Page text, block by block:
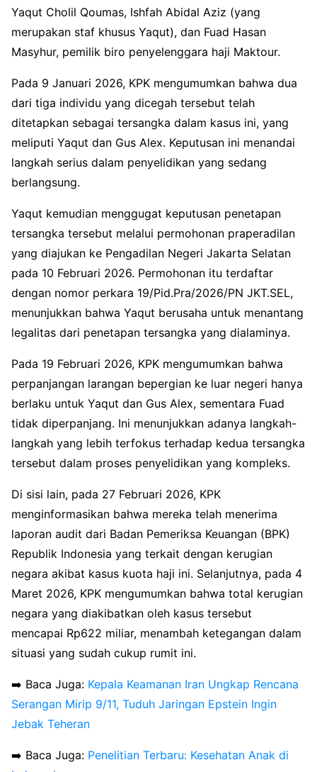
Yaqut Cholil Qoumas, Ishfah Abidal Aziz (yang
merupakan staf khusus Yaqut), dan Fuad Hasan
Masyhur, pemilik biro penyelenggara haji Maktour.
Pada 9 Januari 2026, KPK mengumumkan bahwa dua
dari tiga individu yang dicegah tersebut telah
ditetapkan sebagai tersangka dalam kasus ini, yang
meliputi Yaqut dan Gus Alex. Keputusan ini menandai
langkah serius dalam penyelidikan yang sedang
berlangsung.
Yaqut kemudian menggugat keputusan penetapan
tersangka tersebut melalui permohonan praperadilan
yang diajukan ke Pengadilan Negeri Jakarta Selatan
pada 10 Februari 2026. Permohonan itu terdaftar
dengan nomor perkara 19/Pid.Pra/2026/PN JKT.SEL,
menunjukkan bahwa Yaqut berusaha untuk menantang
legalitas dari penetapan tersangka yang dialaminya.
Pada 19 Februari 2026, KPK mengumumkan bahwa
perpanjangan larangan bepergian ke luar negeri hanya
berlaku untuk Yaqut dan Gus Alex, sementara Fuad
tidak diperpanjang. Ini menunjukkan adanya langkah-
langkah yang lebih terfokus terhadap kedua tersangka
tersebut dalam proses penyelidikan yang kompleks.
Di sisi lain, pada 27 Februari 2026, KPK
menginformasikan bahwa mereka telah menerima
laporan audit dari Badan Pemeriksa Keuangan (BPK)
Republik Indonesia yang terkait dengan kerugian
negara akibat kasus kuota haji ini. Selanjutnya, pada 4
Maret 2026, KPK mengumumkan bahwa total kerugian
negara yang diakibatkan oleh kasus tersebut
mencapai Rp622 miliar, menambah ketegangan dalam
situasi yang sudah cukup rumit ini.
➡️ Baca Juga: Kepala Keamanan Iran Ungkap Rencana
Serangan Mirip 9/11, Tuduh Jaringan Epstein Ingin
Jebak Teheran
➡️ Baca Juga: Penelitian Terbaru: Kesehatan Anak di